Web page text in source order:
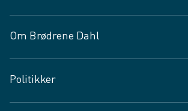
Om Brødrene Dahl
Vagttelefon 30 10 89 89
Spørgsmål og svar
Politikker